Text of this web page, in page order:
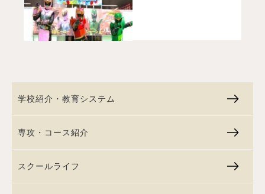
学校紹介・教育システム
専攻・コース紹介
スクールライフ